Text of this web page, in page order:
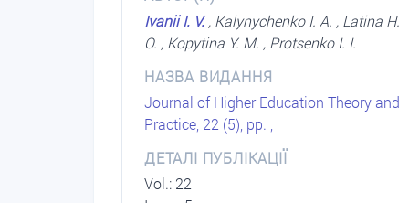
Ivanii I. V., Kalynychenko I. A. , Latina H.
O. , Kopytina Y. M. , Protsenko I. I.
НАЗВА ВИДАННЯ
Journal of Higher Education Theory and
Practice, 22 (5), pp. ,
ДЕТАЛІ ПУБЛІКАЦІЇ
Vol.: 22